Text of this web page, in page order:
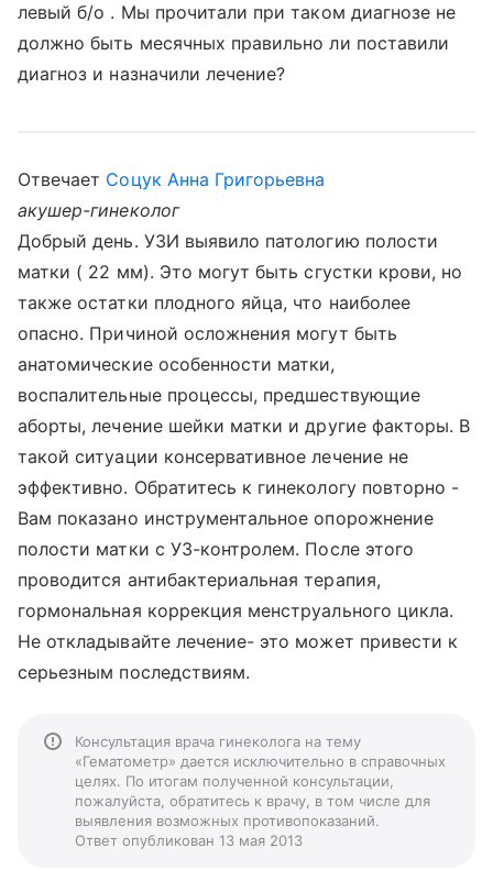
левый б/о . Мы прочитали при таком диагнозе не
должно быть месячных правильно ли поставили
диагноз и назначили лечение?
Отвечает Соцук Анна Григорьевна
акушер-гинеколог
Добрый день. УЗИ выявило патологию полости
матки ( 22 мм). Это могут быть сгустки крови, но
также остатки плодного яйца, что наиболее
опасно. Причиной осложнения могут быть
анатомические особенности матки,
воспалительные процессы, предшествующие
аборты, лечение шейки матки и другие факторы. В
такой ситуации консервативное лечение не
эффективно. Обратитесь к гинекологу повторно -
Вам показано инструментальное опорожнение
полости матки с УЗ-контролем. После этого
проводится антибактериальная терапия,
гормональная коррекция менструального цикла.
Не откладывайте лечение- это может привести к
серьезным последствиям.
Консультация врача гинеколога на тему
«Гематометр» дается исключительно в справочных
целях. По итогам полученной консультации,
пожалуйста, обратитесь к врачу, в том числе для
выявления возможных противопоказаний.
Ответ опубликован 13 мая 2013